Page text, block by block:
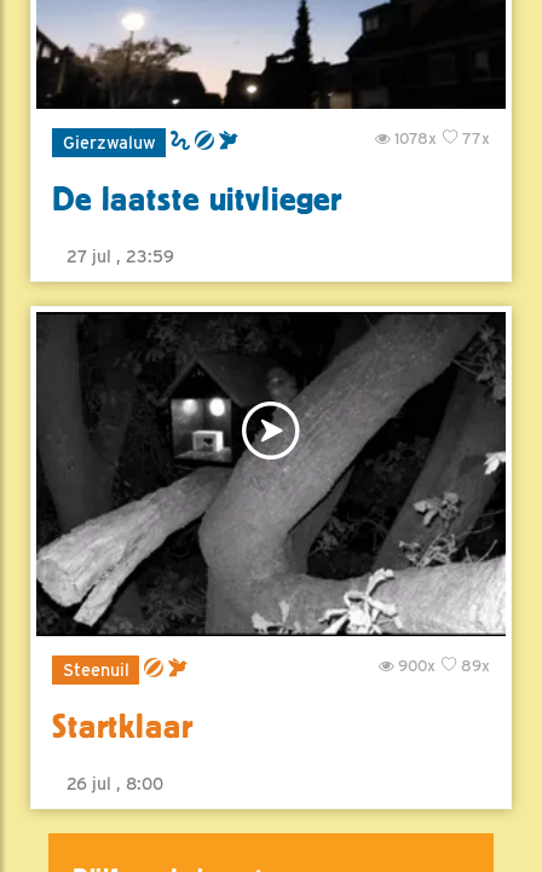
Gierzwaluw 77x
1078x
De laatste uitvlieger
27 jul , 23:59
Steenuil 89x
900x
Startklaar
26 jul , 8:00